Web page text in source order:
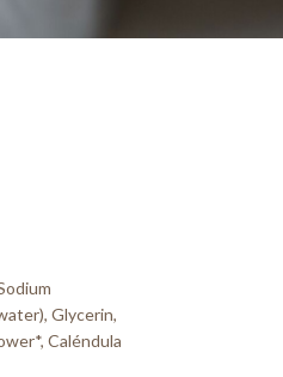
Glycerin,
Caléndula